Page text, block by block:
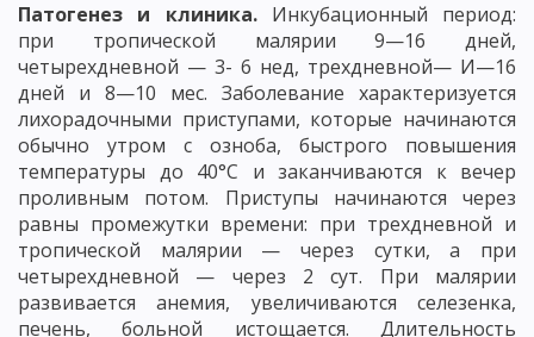
Патогенез и клиника.Инкубационный период:
при тропической малярии 9—16 дней,
четырехдневной — 3- 6 нед, трехдневной— И—16
дней и 8—10 мес. Заболевание характеризуется
лихорадочными приступами, которые начинаются
обычно утром с озноба, быстрого повышения
температуры до 40°С и заканчиваются к вечер
проливным потом. Приступы начинаются через
равны промежутки времени: при трехдневной и
тропической малярии — через сутки, а при
четырехдневной — через 2 сут. При малярии
развивается анемия, увеличиваются селезенка,
печень, больной истощается. Длительность